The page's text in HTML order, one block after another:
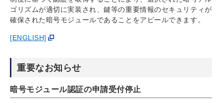
ゴリズムが適切に実装され、鍵等の重要情報のセキュリティが
確保された暗号モジュールであることをアピールできます。
[ENGLISH]
重要なお知らせ
暗号モジュール認証の申請受付停止